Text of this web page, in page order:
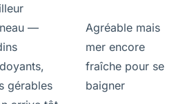
—
gérables
Agréable mais
mer encore
fraîche pour se
baigner